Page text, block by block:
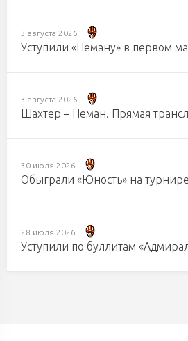
3 августа 2026
Уступили «Неману» в первом
3 августа 2026
Шахтер – Неман. Прямая
30 июля 2026
Обыграли «Юность» на
28 июля 2026
Уступили по буллитам